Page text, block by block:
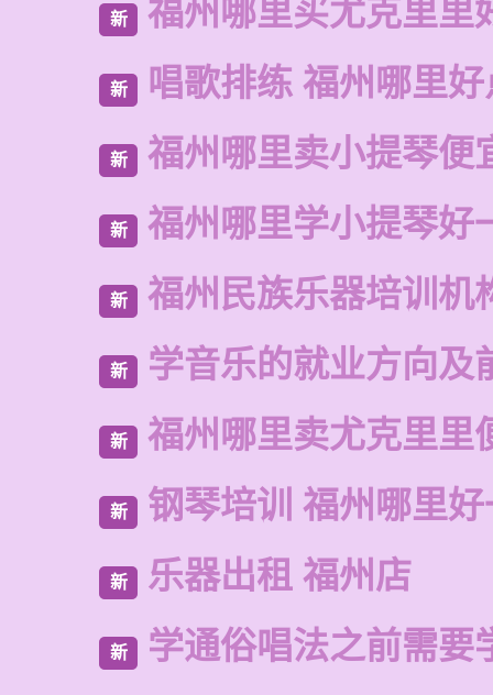
新 福州哪里买尤克里里
新 唱歌排练 福州哪里
新 福州哪里卖小提琴便
新 福州哪里学小提琴好
新 福州民族乐器培训机
新 学音乐的就业方向及
新 福州哪里卖尤克里里
新 钢琴培训 福州哪里
新 乐器出租 福州店
新 学通俗唱法之前需要